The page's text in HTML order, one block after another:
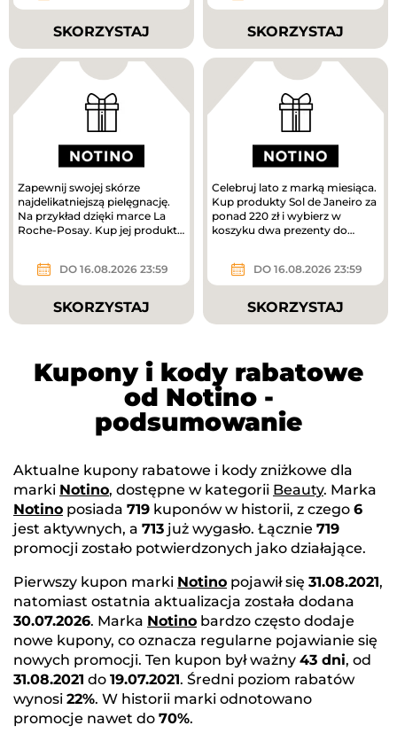
SKORZYSTAJ SKORZYSTAJ
Zapewnij swojej skórze
najdelikatniejszą pielęgnację.
Na przykład dzięki marce La
Roche-Posay. Kup jej produkty
DO 16.08.2026 23:59
SKORZYSTAJ
Celebruj lato z marką miesiąca.
Kup produkty Sol de Janeiro za
ponad 220 zł i wybierz w
koszyku dwa prezenty do
DO 16.08.2026 23:59
SKORZYSTAJ
Kupony i kody rabatowe
od Notino -
podsumowanie
Aktualne kupony rabatowe i kody zniżkowe dla
marki Notino, dostępne w kategorii Beauty. Marka
Notino posiada 719 kuponów w historii, z czego 6
jest aktywnych, a 713 już wygasło. Łącznie 719
promocji zostało potwierdzonych jako działające.
Pierwszy kupon marki Notino pojawił się 31.08.2021,
natomiast ostatnia aktualizacja została dodana
30.07.2026. Marka Notino bardzo często dodaje
nowe kupony, co oznacza regularne pojawianie się
nowych promocji. Ten kupon był ważny 43 dni, od
31.08.2021 do 19.07.2021. Średni poziom rabatów
wynosi 22%. W historii marki odnotowano
promocje nawet do 70%.